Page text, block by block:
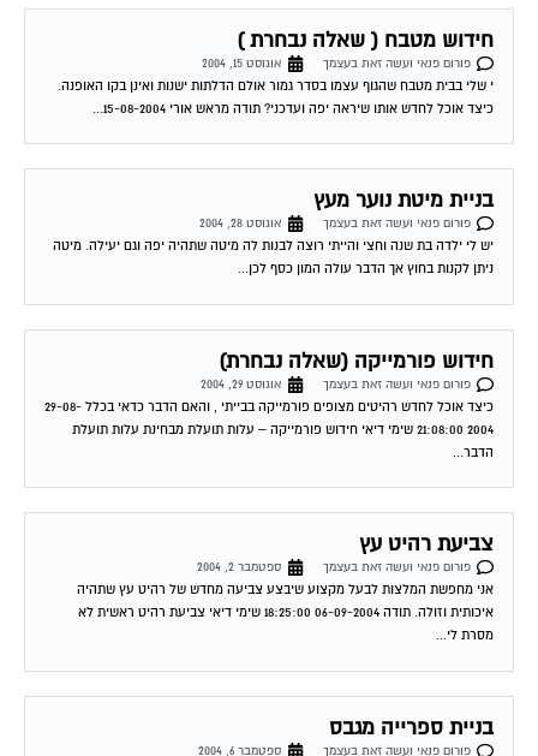
חידוש מטבח ( שאלה נבחרת )
פורום פנאי ועשה זאת בעצמך
אוגוסט 15, 2004
י שלי בבית מטבח שהגוף עצמו בסדר גמור אולם הדלתות ישנות ואינן בקו האופנה.
כיצד אוכל לחדש אותו שיראה יפה ועדכני? תודה מראש אורי 15-08-2004...
בניית מיטת נוער מעץ
פורום פנאי ועשה זאת בעצמך
יש לי ילדה בת שנה וחצי והייתי רוצה לבנות לה מיטה שתהיה יפה וגם יעילה. מיטה
ניתן לקנות בחוץ אך הדבר עולה המון כסף לכן...
חידוש פורמייקה (שאלה נבחרת)
פורום פנאי ועשה זאת בעצמך
אוגוסט 29, 2004
2004 21:08:00 שימי דיאי חידוש פורמייקה – עלות תועלת מבחינת עלות תועלת
הדבר...
צביעת רהיט עץ
פורום פנאי ועשה זאת בעצמך
אני מחפשת המלצות לבעל מקצוע שיבצע צביעה מחדש של רהיט עץ שתהיה
איכותית וזולה. תודה 06-09-2004 18:25:00 שימי דיאי צביעת רהיט ראשית לא
מסרת לי...
בניית ספרייה מגבס
פורום פנאי ועשה זאת בעצמך